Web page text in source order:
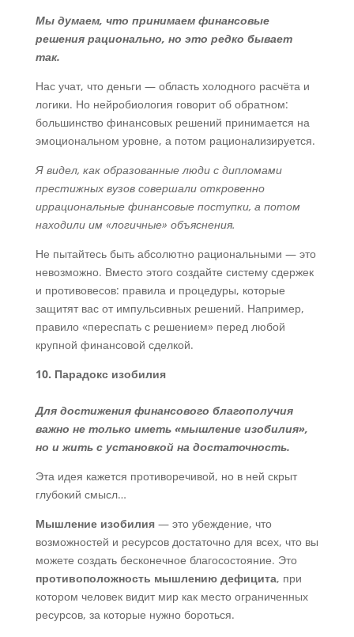
Мы думаем, что принимаем финансовые
решения рационально, но это редко бывает
так.
Нас учат, что деньги — область холодного расчёта и
логики. Но нейробиология говорит об обратном:
большинство финансовых решений принимается на
эмоциональном уровне, а потом рационализируется.
Я видел, как образованные люди с дипломами
престижных вузов совершали откровенно
иррациональные финансовые поступки, а потом
находили им «логичные» объяснения.
Не пытайтесь быть абсолютно рациональными — это
невозможно. Вместо этого создайте систему сдержек
и противовесов: правила и процедуры, которые
защитят вас от импульсивных решений. Например,
правило «переспать с решением» перед любой
крупной финансовой сделкой.
10. Парадокс изобилия
Для достижения финансового благополучия
важно не только иметь «мышление изобилия»,
но и жить с установкой на достаточность.
Эта идея кажется противоречивой, но в ней скрыт
глубокий смысл…
Мышление изобилия— это убеждение, что
возможностей и ресурсов достаточно для всех, что вы
можете создать бесконечное благосостояние. Это
противоположность мышлению дефицита, при
котором человек видит мир как место ограниченных
ресурсов, за которые нужно бороться.